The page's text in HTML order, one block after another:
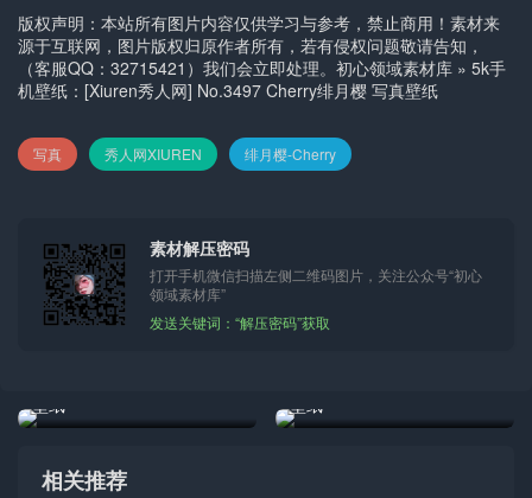
版权声明：本站所有图片内容仅供学习与参考，禁止商用！素材来
源于互联网，图片版权归原作者所有，若有侵权问题敬请告知，
（客服QQ：32715421）我们会立即处理。 初心领域素材库 » 5k手
机壁纸：[Xiuren秀人网] No.3497 Cherry绯月樱 写真壁纸
写真 秀人网XIUREN 绯月樱-Cherry
素材解压密码
打开手机微信扫描左侧二维码图片，关注公众号“初心
领域素材库”
发送关键词：“解压密码”获取
壁纸
壁纸
相关推荐